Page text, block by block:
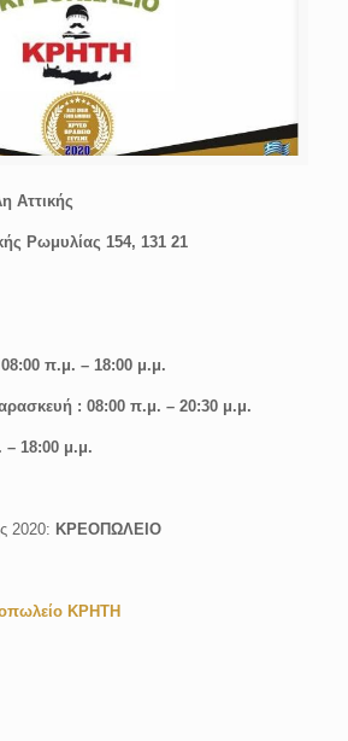
Αττικής
Ρωμυλίας 154, 131 21
π.μ. – 18:00 μ.μ.
: 08:00 π.μ. – 20:30 μ.μ.
– 18:00 μ.μ.
2020: ΚΡΕΟΠΩΛΕΙΟ
ΚΡΗΤΗ